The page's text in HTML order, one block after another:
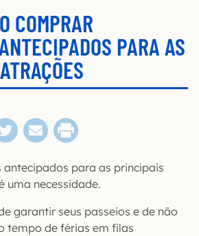
COMPRAR
PARA AS
antecipados para as principais
uma necessidade.
garantir seus passeios e de não
tempo de férias em filas